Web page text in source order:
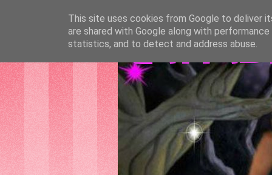
This site uses cookies from Google to deliver
are shared with Google along with
statistics, and to detect and address abuse.